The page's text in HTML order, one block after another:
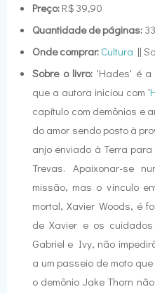
Preço: R$ 39,90
Quantidade de páginas:
Onde comprar: Cultura ||
Sobre o livro: 'Hades' é a
que a autora iniciou com '
capítulo com demônios e
do amor sendo posto à
anjo enviado à Terra
Trevas. Apaixonar-se
missão, mas o vínculo
mortal, Xavier Woods, é
de Xavier e os
Gabriel e Ivy, não
a um passeio de moto
o demônio Jake Thorn